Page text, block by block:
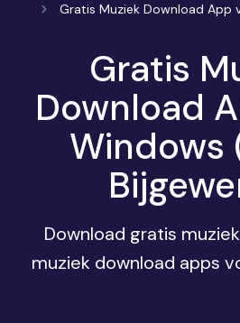
Gratis Muziek Download App
Gratis
Download
Windows
Download gratis
muziek download apps